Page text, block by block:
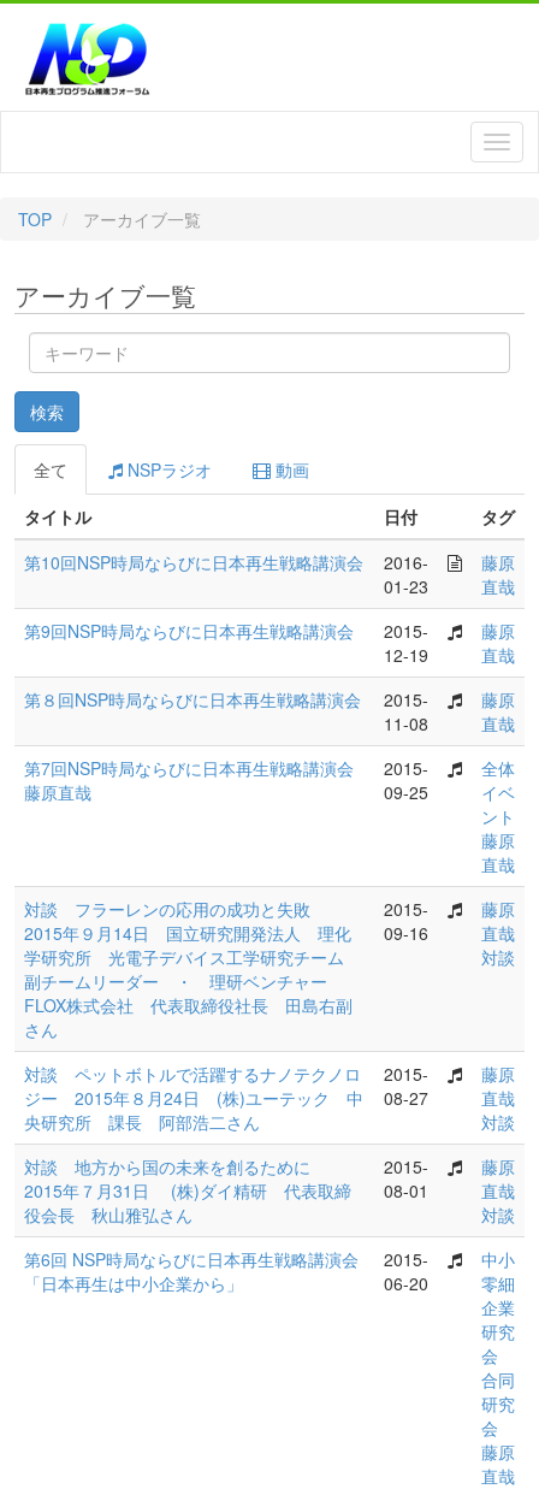
TOP アーカイブ一覧
アーカイブ一覧
キ
ー
ワ
ー
ド
検索
全て NSPラジオ
動画
タイトル
日付
タグ
第10回NSP時局ならびに日本再生戦略講演会
2016-
01-23
藤原
直哉
第9回NSP時局ならびに日本再生戦略講演会
2015-
12-19
藤原
直哉
第８回NSP時局ならびに日本再生戦略講演会
2015-
11-08
藤原
直哉
第7回NSP時局ならびに日本再生戦略講演会
藤原直哉
2015-
09-25
全体
イベ
ント
藤原
直哉
対談 フラーレンの応用の成功と失敗
2015年９月14日 国立研究開発法人 理化
学研究所 光電子デバイス工学研究チーム
副チームリーダー ・ 理研ベンチャー
FLOX株式会社 代表取締役社長 田島右副
さん
2015-
09-16
藤原
直哉
対談
対談 ペットボトルで活躍するナノテクノロ
ジー 2015年８月24日 (株)ユーテック 中
央研究所 課長 阿部浩二さん
2015-
08-27
藤原
直哉
対談
対談 地方から国の未来を創るために
2015年７月31日 (株)ダイ精研 代表取締
役会長 秋山雅弘さん
2015-
08-01
藤原
直哉
対談
第6回 NSP時局ならびに日本再生戦略講演会
「日本再生は中小企業から」
2015-
06-20
中小
零細
企業
研究
会
合同
研究
会
藤原
直哉